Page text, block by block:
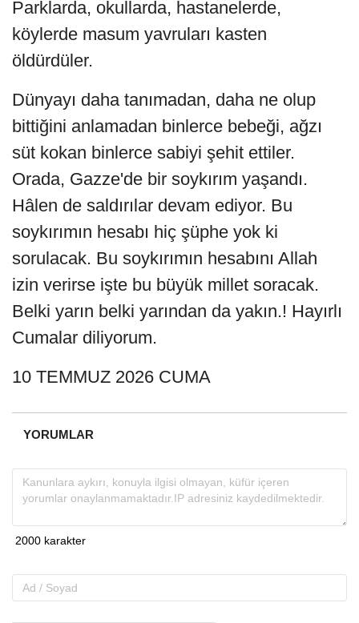
Parklarda, okullarda, hastanelerde,
köylerde masum yavruları kasten
öldürdüler.
Dünyayı daha tanımadan, daha ne olup
bittiğini anlamadan binlerce bebeği, ağzı
süt kokan binlerce sabiyi şehit ettiler.
Orada, Gazze'de bir soykırım yaşandı.
Hâlen de saldırılar devam ediyor. Bu
soykırımın hesabı hiç şüphe yok ki
sorulacak. Bu soykırımın hesabını Allah
izin verirse işte bu büyük millet soracak.
Belki yarın belki yarından da yakın.! Hayırlı
Cumalar diliyorum.
10 TEMMUZ 2026 CUMA
YORUMLAR